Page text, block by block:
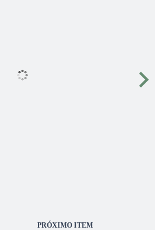
PRÓXIMO ITEM